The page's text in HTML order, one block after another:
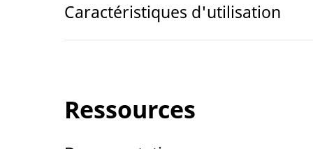
Caractéristiques d'utilisation
Ressources